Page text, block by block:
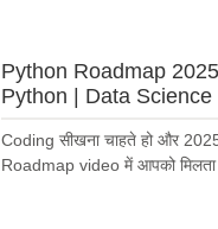
Python Roadmap
Python | Data
Coding सीखना चाहते हो और
Roadmap video में आपको मिलता